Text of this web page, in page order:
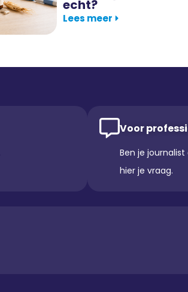
echt?
Lees meer
Voor
Ben je
hier je vraag.